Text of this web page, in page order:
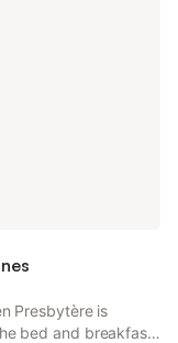
Presbytère is
bed and breakfast